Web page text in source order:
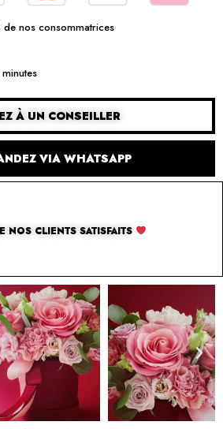
nos consommatrices
À UN CONSEILLER
VIA WHATSAPP
NOS CLIENTS SATISFAITS